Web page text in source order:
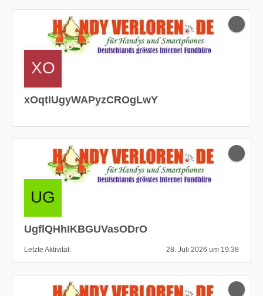
xOqtIUgyWAPyzCROgLwY
UgflQHhIKBGUVasODrO
Letzte Aktivität 28. Juli 2026 um 19:38